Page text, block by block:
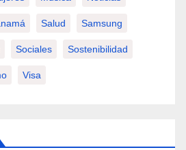
Salud Samsung
Sociales Sostenibilidad
Visa